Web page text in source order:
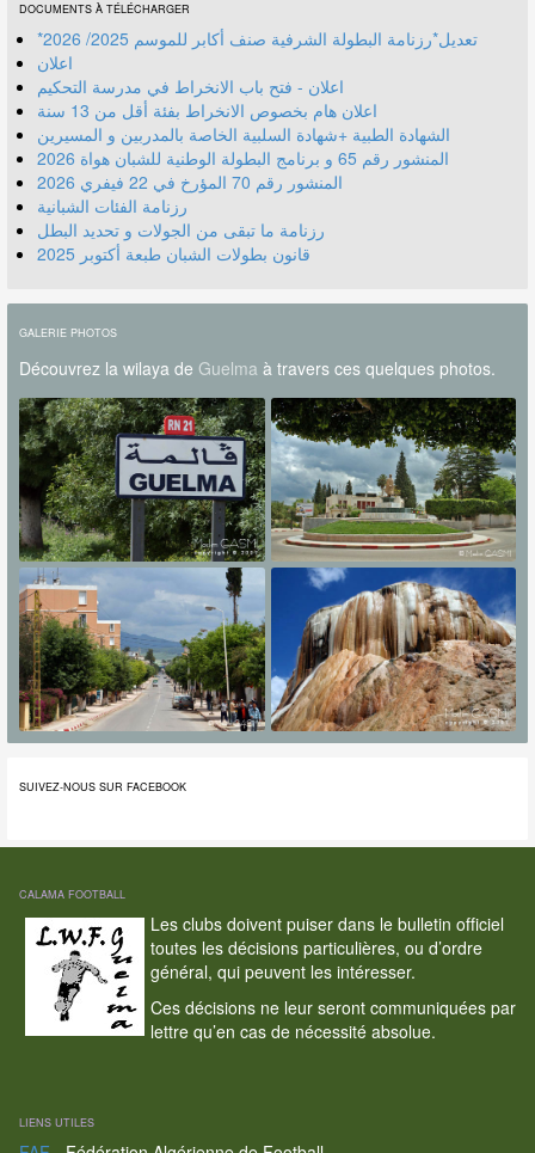
DOCUMENTS À TÉLÉCHARGER
*تعديل*رزنامة البطولة الشرفية صنف أكابر للموسم 2025/ 2026
اعلان
اعلان - فتح باب الانخراط في مدرسة التحكيم
اعلان هام بخصوص الانخراط بفئة أقل من 13 سنة
الشهادة الطبية +شهادة السلبية الخاصة بالمدربين و المسيرين
المنشور رقم 70 المؤرخ في 22 فيفري 2026
رزنامة الفئات الشبانية
رزنامة ما تبقى من الجولات و تحديد البطل
قانون بطولات الشبان طبعة أكتوبر 2025
GALERIE PHOTOS
Découvrez la wilaya de Guelmaà travers ces quelques photos.
SUIVEZ-NOUS SUR FACEBOOK
CALAMA FOOTBALL
Les clubs doivent puiser dans le bulletin officiel
toutes les décisions particulières, ou d’ordre
général, qui peuvent les intéresser.
Ces décisions ne leur seront communiquées par
lettre qu’en cas de nécessité absolue.
LIENS UTILES